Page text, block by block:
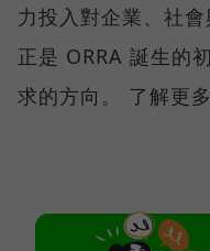
力投入對企業、社
正是 ORRA 誕生的
求的方向。 了解更多